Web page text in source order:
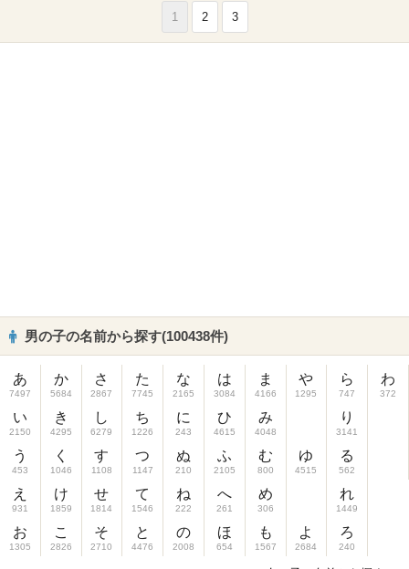
1 2 3
男の子の名前から探す(100438件)
あ
7497
い
2150
う
453
え
931
お
1305
か
5684
き
4295
く
1046
け
1859
こ
2826
さ
2867
し
6279
す
1108
せ
1814
そ
2710
た
7745
ち
1226
つ
1147
て
1546
と
4476
な
2165
に
243
ぬ
210
ね
222
の
2008
は
3084
ひ
4615
ふ
2105
へ
261
ほ
654
ま
4166
み
4048
む
800
め
306
も
1567
や
1295
ゆ
4515
よ
2684
ら
747
り
3141
る
562
れ
1449
ろ
240
わ
372